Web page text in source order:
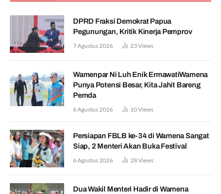
DPRD Fraksi Demokrat Papua
Pegunungan, Kritik Kinerja Pemprov
7 Agustus 2026 23Views
Wamenpar Ni Luh Enik ErmawatiWamena
Punya Potensi Besar, Kita Jahit Bareng
Pemda
6 Agustus 2026 10Views
Persiapan FBLB ke-34 di Wamena Sangat
Siap, 2 Menteri Akan Buka Festival
6 Agustus 2026 28Views
Dua Wakil Menteri Hadir di Wamena